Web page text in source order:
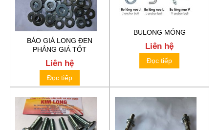
BÁO GIÁ LONG ĐEN
PHẲNG GIÁ TỐT
Liên hệ
Đọc tiếp
BULONG MÓNG
Liên hệ
Đọc tiếp